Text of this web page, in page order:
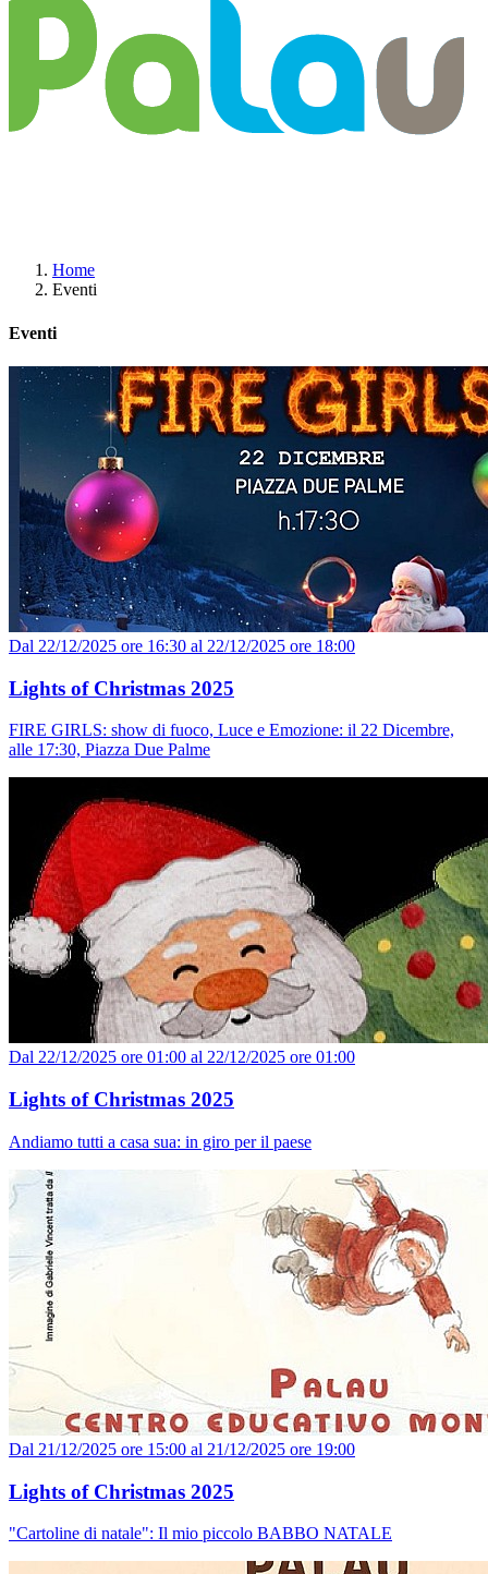
Home
Eventi
Eventi
Dal 22/12/2025 ore 16:30 al 22/12/2025 ore 18:00
Lights of Christmas 2025
FIRE GIRLS: show di fuoco, Luce e Emozione: il 22 Dicembre,
alle 17:30, Piazza Due Palme
Dal 22/12/2025 ore 01:00 al 22/12/2025 ore 01:00
Lights of Christmas 2025
Andiamo tutti a casa sua: in giro per il paese
Dal 21/12/2025 ore 15:00 al 21/12/2025 ore 19:00
Lights of Christmas 2025
"Cartoline di natale": Il mio piccolo BABBO NATALE